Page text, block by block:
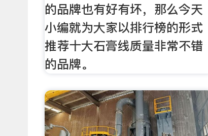
的品牌也有好有坏，那么今天
小编就为大家以排行榜的形式
推荐十大石膏线质量非常不错
的品牌。